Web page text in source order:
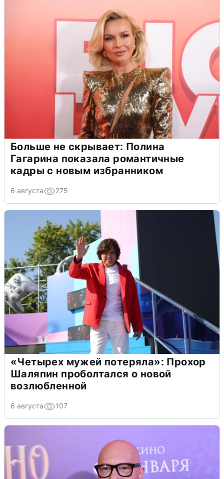
Больше не скрывает: Полина
Гагарина показала романтичные
кадры с новым избранником
6 августа 275
«Четырех мужей потеряла»: Прохор
Шаляпин проболтался о новой
возлюбленной
6 августа 107